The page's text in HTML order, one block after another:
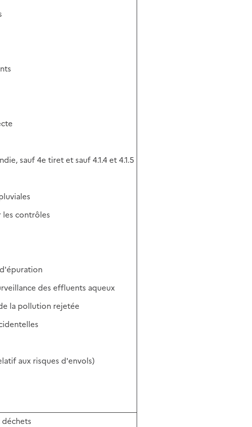
sauf 4e tiret et sauf 4.1.4 et 4.1.5
les contrôles
des effluents aqueux
la pollution rejetée
aux risques d'envols)